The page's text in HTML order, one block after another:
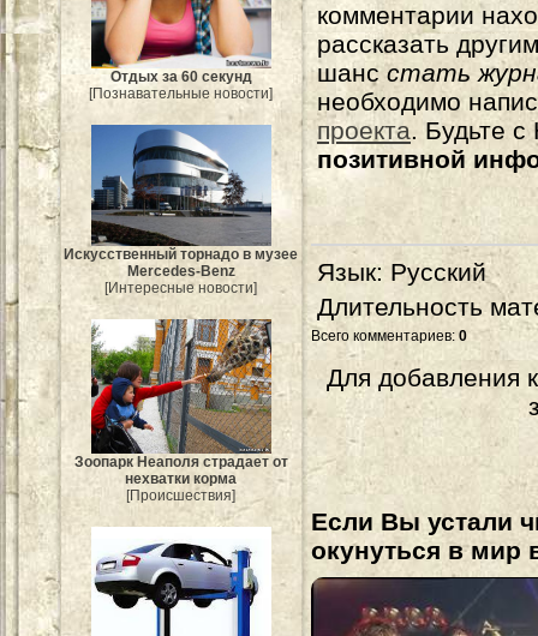
Отдых за 60 секунд
[Познавательные новости]
Искусственный торнадо в музее
Mercedes-Benz
[Интересные новости]
Зоопарк Неаполя страдает от
нехватки корма
[Происшествия]
комментарии
рассказать
шанс стать
необходимо
проекта. Будьте
позитивной
Язык: Русский
Длительность
Всего комментариев: 0
Для добавления
Если Вы устали
окунуться в мир